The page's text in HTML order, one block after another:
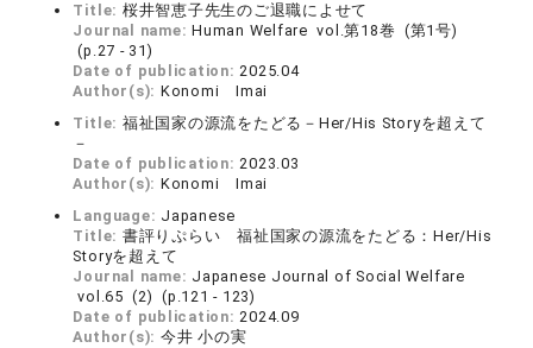
Title: 桜井智恵子先生のご退職によせて
Journal name:Human Welfare vol.第18巻 (第1号)
(p.27 - 31)
Date of publication:2025.04
Author(s): Konomi Imai
Title: 福祉国家の源流をたどる－Her/His Storyを超えて
－
Date of publication:2023.03
Author(s): Konomi Imai
Language: Japanese
Title: 書評りぷらい 福祉国家の源流をたどる：Her/His
Storyを超えて
Journal name: Japanese Journal of Social Welfare
vol.65 (2) (p.121 - 123)
Date of publication:2024.09
Author(s): 今井 小の実